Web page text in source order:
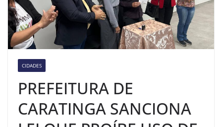
CIDADES
PREFEITURA DE
CARATINGA SANCIONA